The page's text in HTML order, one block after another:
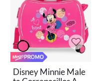
Disney Minnie Male